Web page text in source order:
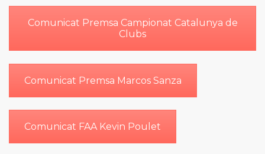
Comunicat Premsa Campionat Catalunya de
Clubs
Comunicat Premsa Marcos Sanza
Comunicat FAA Kevin Poulet